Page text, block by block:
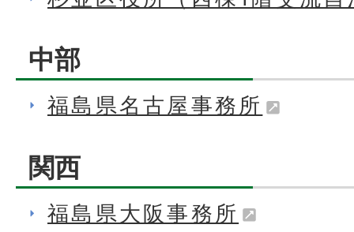
中部
福島県名古屋事務所
関西
福島県大阪事務所